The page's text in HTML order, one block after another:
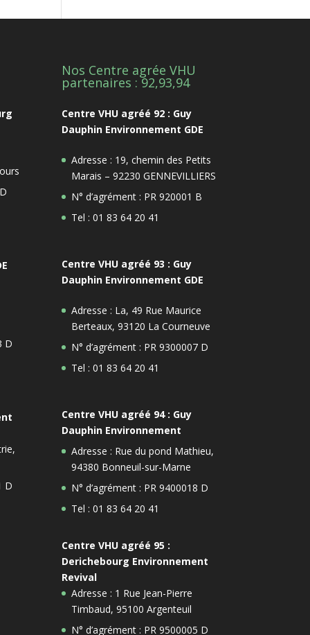
D
D
Nos Centre agrée VHU
partenaires : 92,93,94
Centre VHU agréé 92 : Guy
Dauphin Environnement GDE
Adresse : 19, chemin des Petits
Marais – 92230 GENNEVILLIERS
N° d’agrément : PR 920001 B
Tel : 01 83 64 20 41
Centre VHU agréé 93 : Guy
Dauphin Environnement GDE
Adresse : La, 49 Rue Maurice
Berteaux, 93120 La Courneuve
N° d’agrément : PR 9300007 D
Tel : 01 83 64 20 41
Centre VHU agréé 94 : Guy
Dauphin Environnement
Adresse : Rue du pond Mathieu,
94380 Bonneuil-sur-Marne
N° d’agrément : PR 9400018 D
Tel : 01 83 64 20 41
Centre VHU agréé 95 :
Derichebourg Environnement
Revival
Adresse : 1 Rue Jean-Pierre
Timbaud, 95100 Argenteuil
N° d’agrément : PR 9500005 D